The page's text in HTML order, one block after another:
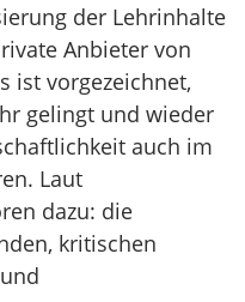
der Lehrinhalte
Anbieter von
ist vorgezeichnet,
gelingt und wieder
auch im
Laut
dazu: die
kritischen